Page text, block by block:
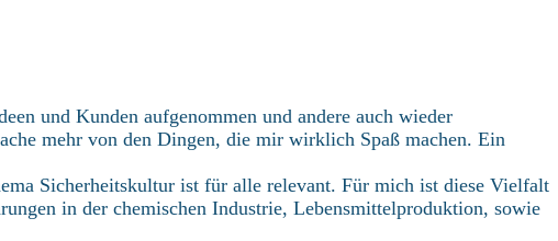
und Kunden aufgenommen und andere auch wieder
mehr von den Dingen, die mir wirklich Spaß machen. Ein
Sicherheitskultur ist für alle relevant. Für mich ist diese Vielfalt
in der chemischen Industrie, Lebensmittelproduktion, sowie